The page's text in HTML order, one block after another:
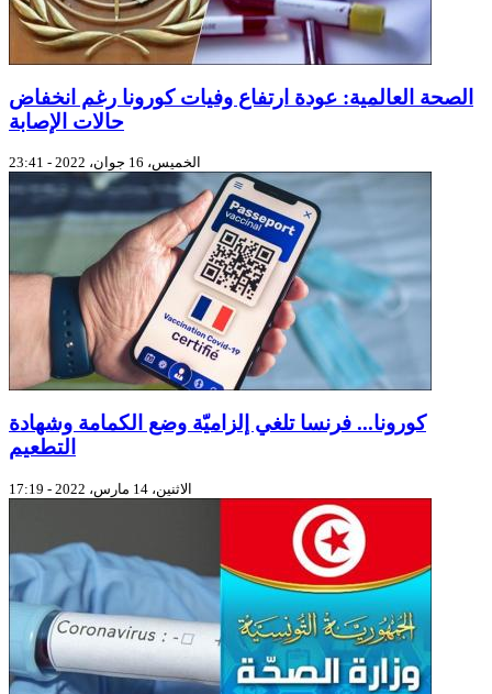
الصحة العالمية: عودة ارتفاع وفيات كورونا رغم انخفاض
حالات الإصابة
الخميس، 16 جوان، 2022 - 23:41
كورونا... فرنسا تلغي إلزاميّة وضع الكمامة وشهادة
التطعيم
الاثنين، 14 مارس، 2022 - 17:19